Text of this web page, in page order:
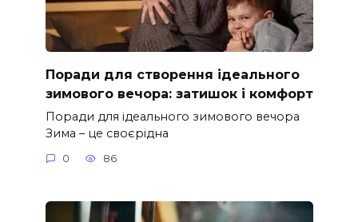
Поради для створення ідеального
зимового вечора: затишок і комфорт
Поради для ідеального зимового вечора
Зима – це своєрідна
0 86